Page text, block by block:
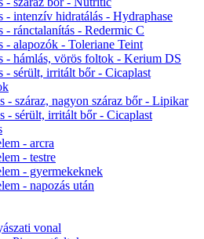
- intenzív hidratálás - Hydraphase
- ránctalanítás - Redermic C
- alapozók - Toleriane Teint
- hámlás, vörös foltok - Kerium DS
- sérült, irritált bőr - Cicaplast
- száraz, nagyon száraz bőr - Lipikar
- sérült, irritált bőr - Cicaplast
- arcra
- testre
- gyermekeknek
- napozás után
vonal